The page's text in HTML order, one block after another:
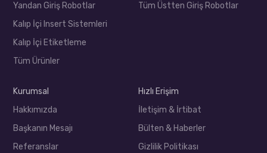
Yandan Giriş Robotlar
Kalıp İçi Insert Sistemleri
Kalıp İçi Etiketleme
Tüm Ürünler
Tüm Üstten Giriş Robotlar
Kurumsal
Hakkımızda
Başkanın Mesajı
Referanslar
Hızlı Erişim
İletişim & İrtibat
Bülten & Haberler
Gizlilik Politikası